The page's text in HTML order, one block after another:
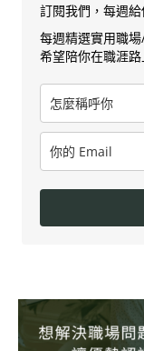
訂閱我們，每週
每週精選實用職
希望陪你在職涯